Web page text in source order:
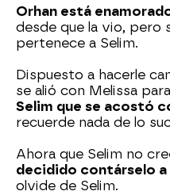
Orhan está
desde que la vio, pero
pertenece a Selim.
Dispuesto a hacerle
se alió con Melissa para
Selim que se acostó
recuerde nada de lo
Ahora que Selim no
decidido contárselo a
olvide de Selim.